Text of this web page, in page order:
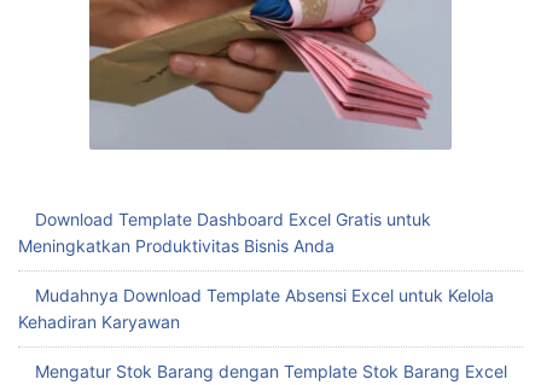
Download Template Dashboard Excel Gratis untuk
Meningkatkan Produktivitas Bisnis Anda
Mudahnya Download Template Absensi Excel untuk Kelola
Kehadiran Karyawan
Mengatur Stok Barang dengan Template Stok Barang Excel